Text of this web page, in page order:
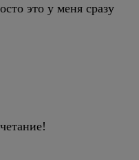
это у меня сразу